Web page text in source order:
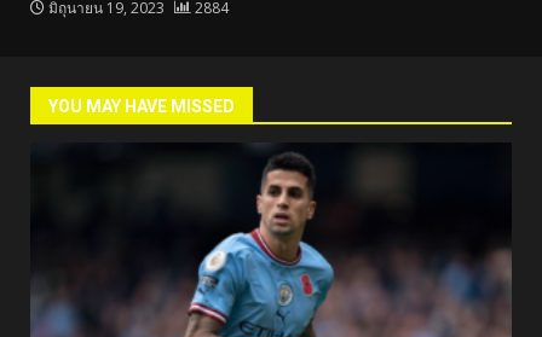
มิถุนายน 19, 2023 2884
YOU MAY HAVE MISSED